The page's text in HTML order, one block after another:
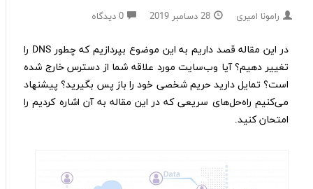
رامونا امیری 28 دسامبر 2019 0 دیدگاه
در این مقاله قصد داریم به این موضوع بپردازیم که چطور DNS را
تغییر دهیم؟ آیا وب‌سایت مورد علاقه شما از دسترس خارج شده
است؟ تمایل دارید حریم شخصی خود را باز پس بگیرید؟ پیشنهاد
می‌کنیم راه‌حل‌های سریعی که در این مقاله به آن اشاره کردیم را
امتحان کنید.